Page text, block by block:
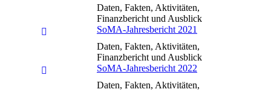
Daten, Fakten, Aktivitäten,
Finanzbericht und Ausblick
SoMA-Jahresbericht 2021
Daten, Fakten, Aktivitäten,
Finanzbericht und Ausblick
SoMA-Jahresbericht 2022
Daten, Fakten, Aktivitäten,